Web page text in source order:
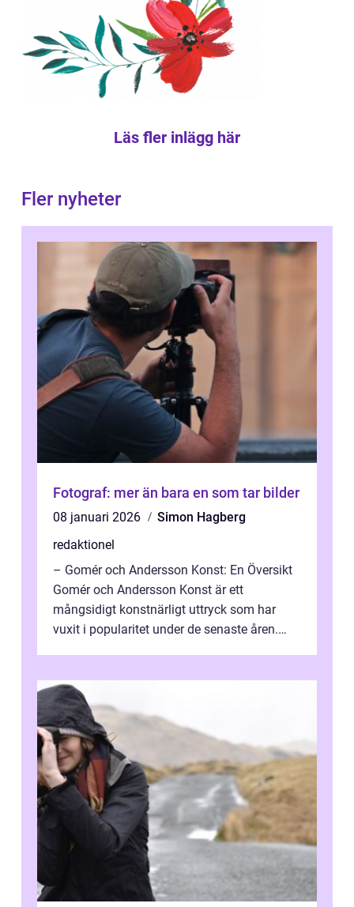
Läs fler inlägg här
Fler nyheter
Fotograf: mer än bara en som tar bilder
08 januari 2026
Simon Hagberg
redaktionel
– Gomér och Andersson Konst: En Översikt
Gomér och Andersson Konst är ett
mångsidigt konstnärligt uttryck som har
vuxit i popularitet under de senaste åren.